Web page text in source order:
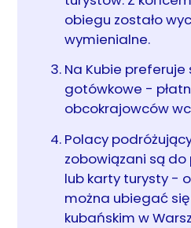
obiegu zostało
wymienialne.
Na Kubie preferuje
gotówkowe -
obcokrajowców
Polacy
zobowiązani są
lub karty turysty -
można ubiegać
kubańskim w